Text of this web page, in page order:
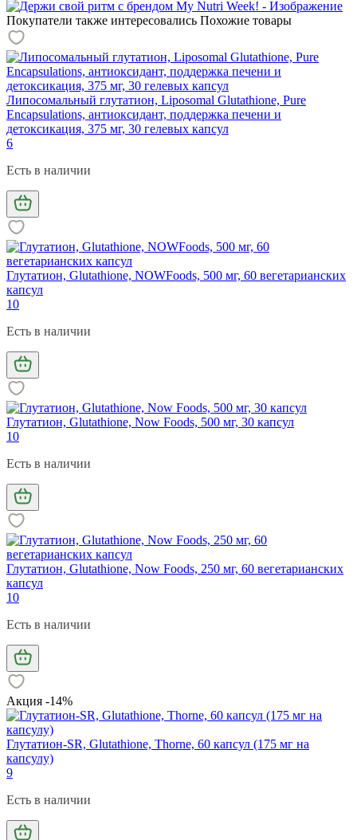
Покупатели также интересовались Похожие товары
Липосомальный глутатион, Liposomal Glutathione, Pure
Encapsulations, антиоксидант, поддержка печени и
детоксикация, 375 мг, 30 гелевых капсул
6
Есть в наличии
Глутатион, Glutathione, NOWFoods, 500 мг, 60 вегетарианских
капсул
10
Есть в наличии
Глутатион, Glutathione, Now Foods, 500 мг, 30 капсул
10
Есть в наличии
Глутатион, Glutathione, Now Foods, 250 мг, 60 вегетарианских
капсул
10
Есть в наличии
Акция -14%
Глутатион-SR, Glutathione, Thorne, 60 капсул (175 мг на
капсулу)
9
Есть в наличии